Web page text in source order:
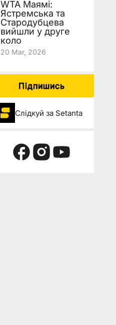
WTA Маямі:
Ястремська та
Стародубцева
вийшли у друге
коло
20 Mar, 2026
Підпишись
Слідкуй за Setanta